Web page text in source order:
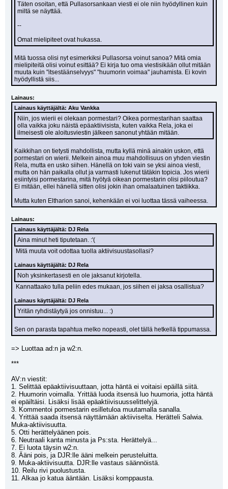
Täten osoitan, että Pullasorsankaan viesti ei ole niin hyödyllinen kuin
miltä se näyttää.
--
Omat mielipiteet ovat hukassa.
Mitä tuossa olisi nyt esimerkiksi Pullasorsa voinut sanoa? Mitä omia
mielipiteitä olisi voinut esittää? Ei kirja tuo oma viestisikään ollut mitään
muuta kuin "itsestäänselvyys" "huumorin voimaa" jauhamista. Ei kovin
hyödyllistä siis...
Lainaus:
Lainaus käyttäjältä: Aku Vankka
Niin, jos wierii ei olekaan pormestari? Oikea pormestarihan saattaa
olla vaikka joku näistä epäaktiivisista, kuten vaikka Rela, joka ei
ilmeisesti ole aloitusviestin jälkeen sanonut yhtään mitään.
Kaikkihan on tietysti mahdollista, mutta kyllä minä ainakin uskon, että
pormestari on wierii. Melkein ainoa muu mahdollisuus on yhden viestin
Rela, mutta en usko siihen. Hänellä on toki vain se yksi ainoa viesti,
mutta on hän paikalla ollut ja varmasti lukenut tätäkin topicia. Jos wierii
esiintyisi pormestarina, mitä hyötyä oikean pormestarin olisi piiloutua?
Ei mitään, ellei hänellä sitten olisi jokin ihan omalaatuinen taktiikka.
Mutta kuten Eltharion sanoi, kehenkään ei voi luottaa tässä vaiheessa.
Lainaus:
Lainaus käyttäjältä: DJ Rela
Aina minut heti tiputetaan. :'(
Mitä muuta voit odottaa tuolla aktiivisuustasollasi?
Lainaus käyttäjältä: DJ Rela
Noh yksinkertasesti en ole jaksanut kirjotella.
Kannattaako tulla peliin edes mukaan, jos siihen ei jaksa osallistua?
Lainaus käyttäjältä: DJ Rela
Yritän ryhdistäytyä jos onnistuu... :)
Sen on parasta tapahtua melko nopeasti, olet tällä hetkellä tippumassa.
=> Luottaa ad:n ja w2:n.
***
AV:n viestit:
1. Selittää epäaktiivisuuttaan, jotta häntä ei voitaisi epäillä siitä.
2. Huumorin voimalla. Yrittää luoda itsensä luo huumoria, jotta häntä
ei epäiltäisi. Lisäksi lisää epäaktiivisuusselittelyjä.
3. Kommentoi pormestarin esilletuloa muutamalla sanalla.
4. Yrittää saada itsensä näyttämään aktiiviselta. Herätteli Salwia.
Muka-aktiivisuutta.
5. Otti herättelyäänen pois.
6. Neutraali kanta minusta ja Ps:sta. Herättelyä...
7. Ei luota täysin w2:n.
8. Ääni pois, ja DJR:lle ääni melkein perusteluitta.
9. Muka-aktiivisuutta. DJR:lle vastaus säännöistä.
10. Reilu rivi puolustusta.
11. Alkaa jo katua ääntään. Lisäksi komppausta.